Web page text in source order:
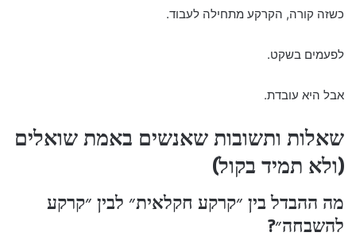
כשזה קורה, הקרקע מתחילה לעבוד.
לפעמים בשקט.
אבל היא עובדת.
שאלות ותשובות שאנשים באמת שואלים
(ולא תמיד בקול)
מה ההבדל בין ״קרקע חקלאית״ לבין ״קרקע
להשבחה״?